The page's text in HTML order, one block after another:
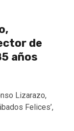
de
años
Lizarazo,
Felices’,